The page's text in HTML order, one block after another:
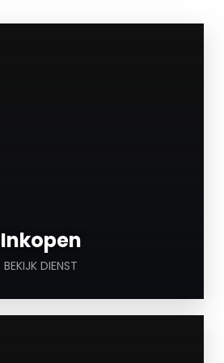
Inkopen
BEKIJK DIENST